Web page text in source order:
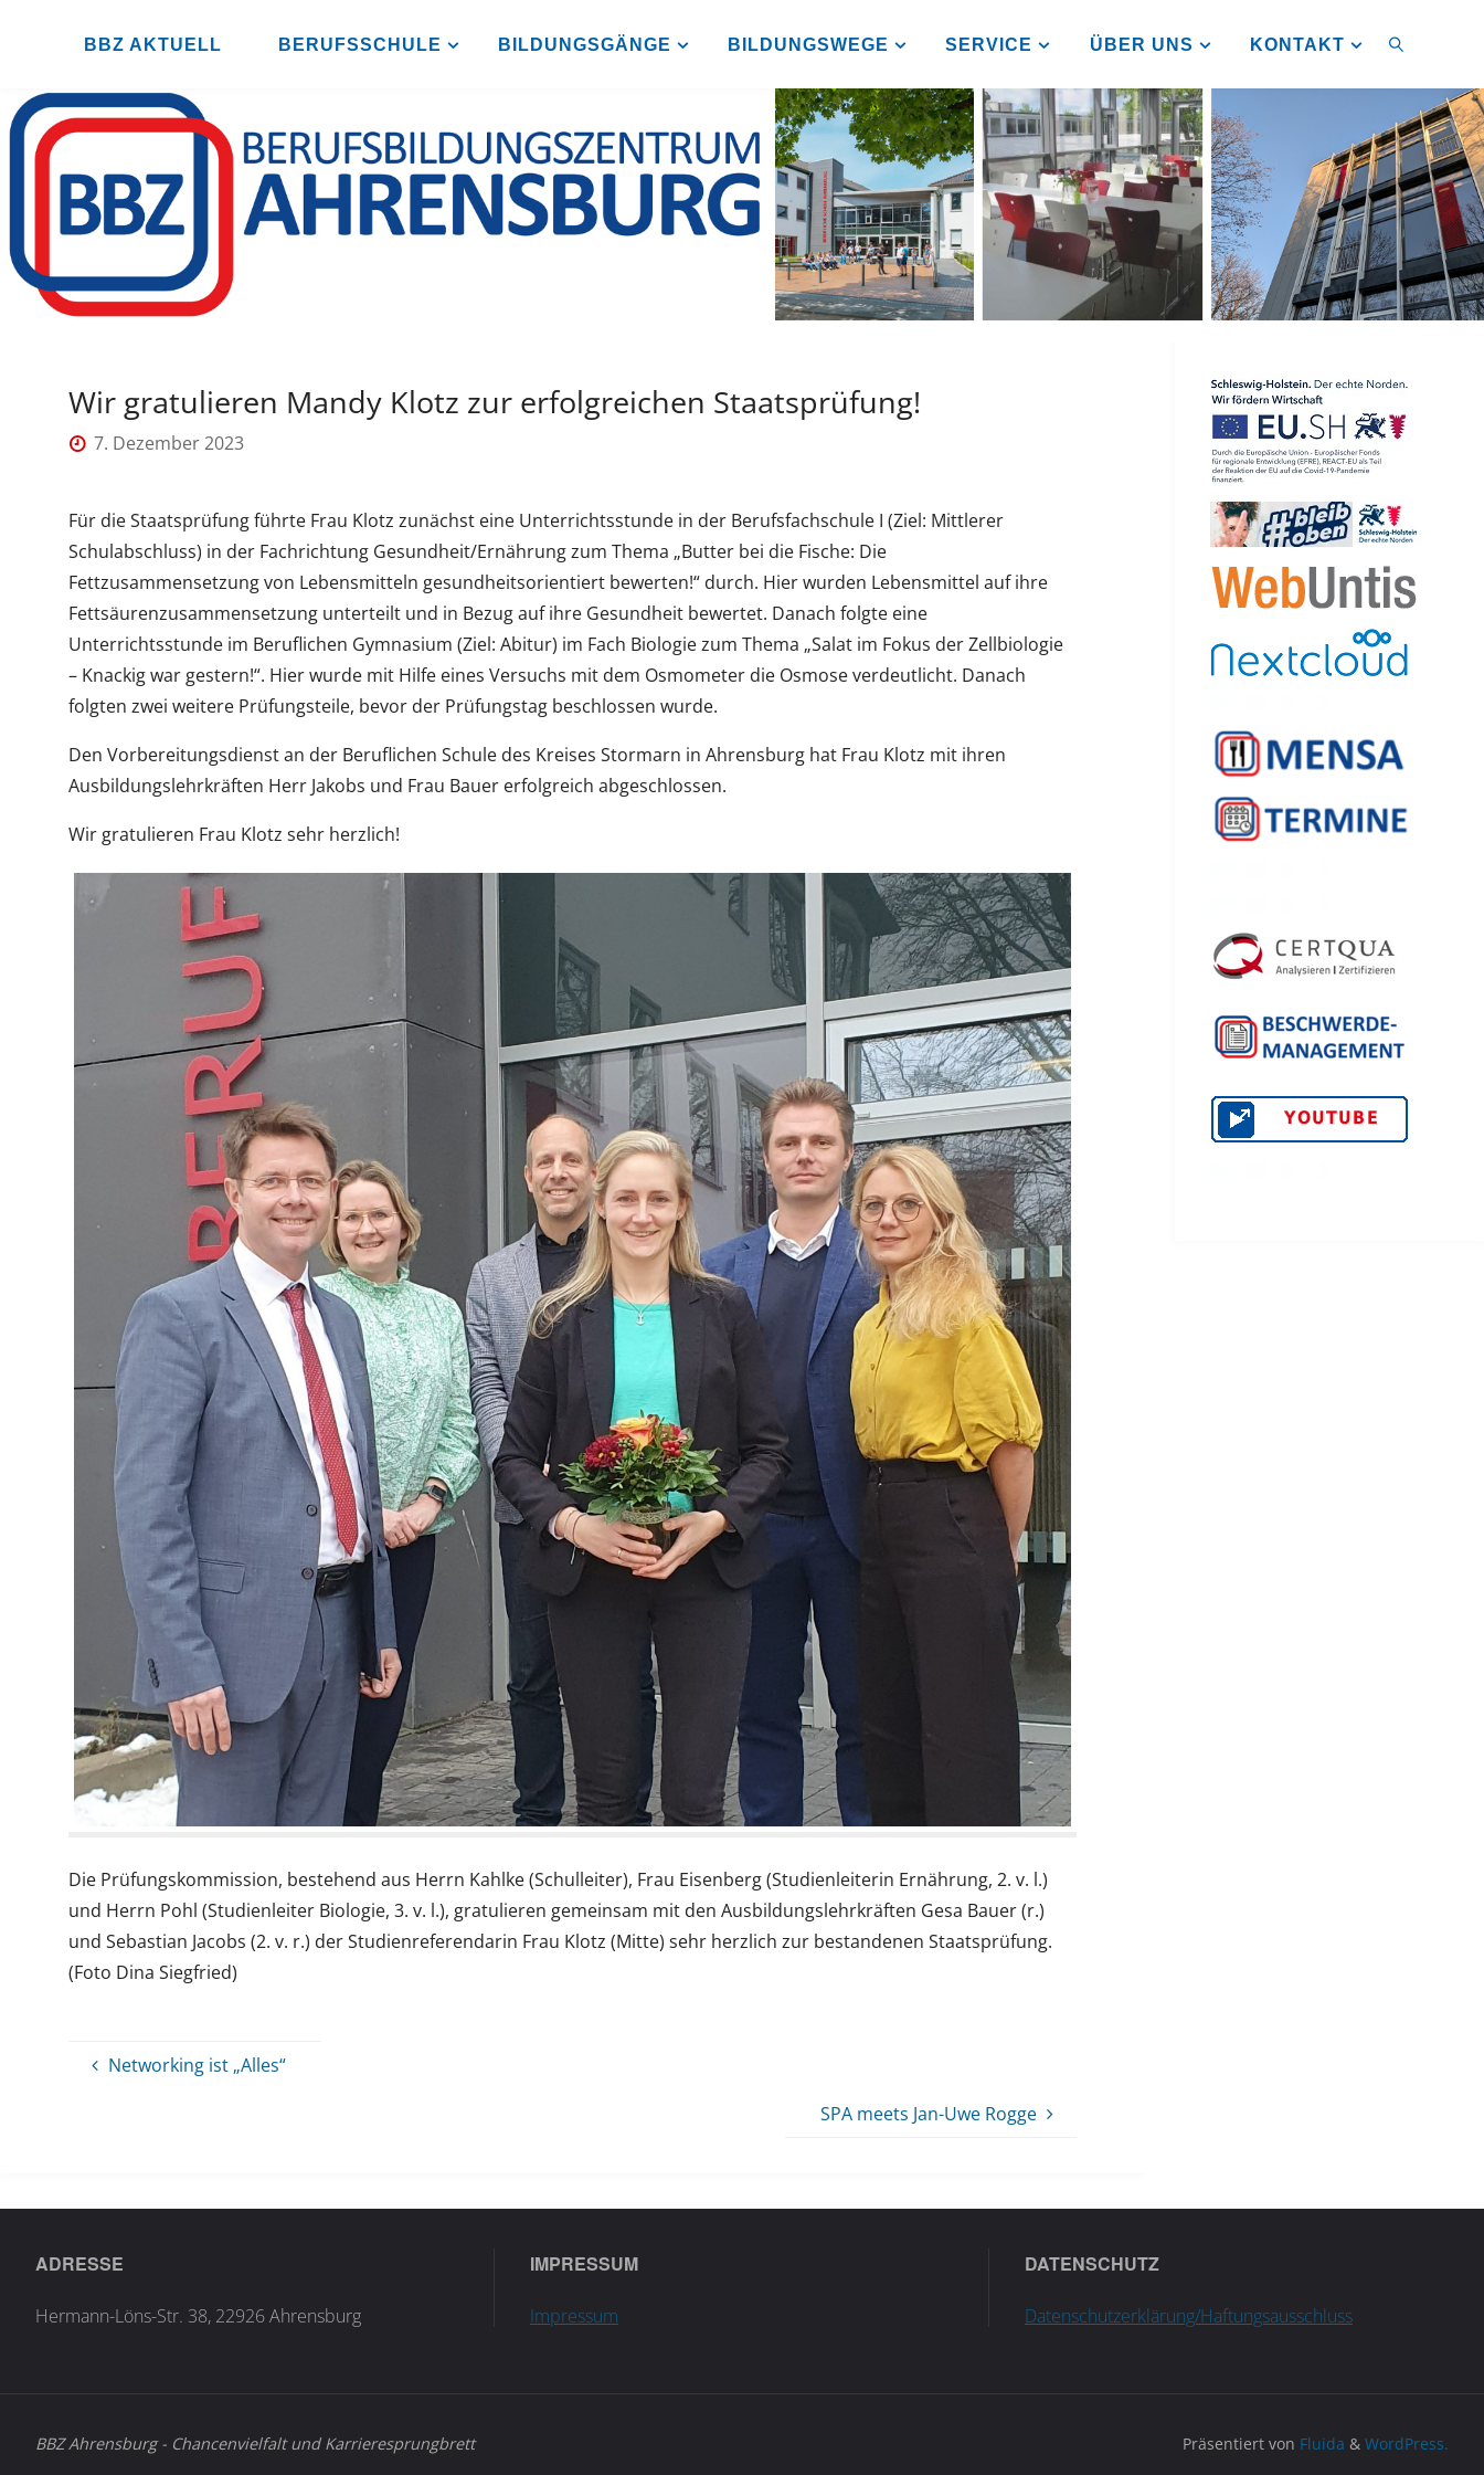
BZ
A
R
S
UR
BBZ AKTUELL BERUFSSCHULE BILDUNGSGÄNGE BILDUNGSWEGE SERVICE ÜBER UNS KONTAKT
SUCHEN
Wir gratulieren Mandy Klotz zur erfolgreichen Staatsprüfung!
7. Dezember 2023
Für die Staatsprüfung führte Frau Klotz zunächst eine Unterrichtsstunde in der Berufsfachschule I (Ziel: Mittlerer
Schulabschluss) in der Fachrichtung Gesundheit/Ernährung zum Thema „Butter bei die Fische: Die
Fettzusammensetzung von Lebensmitteln gesundheitsorientiert bewerten!“ durch. Hier wurden Lebensmittel auf ihre
Fettsäurenzusammensetzung unterteilt und in Bezug auf ihre Gesundheit bewertet. Danach folgte eine
Unterrichtsstunde im Beruflichen Gymnasium (Ziel: Abitur) im Fach Biologie zum Thema „Salat im Fokus der Zellbiologie
– Knackig war gestern!“. Hier wurde mit Hilfe eines Versuchs mit dem Osmometer die Osmose verdeutlicht. Danach
folgten zwei weitere Prüfungsteile, bevor der Prüfungstag beschlossen wurde.
Den Vorbereitungsdienst an der Beruflichen Schule des Kreises Stormarn in Ahrensburg hat Frau Klotz mit ihren
Ausbildungslehrkräften Herr Jakobs und Frau Bauer erfolgreich abgeschlossen.
Wir gratulieren Frau Klotz sehr herzlich!
Die Prüfungskommission, bestehend aus Herrn Kahlke (Schulleiter), Frau Eisenberg (Studienleiterin Ernährung, 2. v. l.)
und Herrn Pohl (Studienleiter Biologie, 3. v. l.), gratulieren gemeinsam mit den Ausbildungslehrkräften Gesa Bauer (r.)
und Sebastian Jacobs (2. v. r.) der Studienreferendarin Frau Klotz (Mitte) sehr herzlich zur bestandenen Staatsprüfung.
(Foto Dina Siegfried)
Networking ist „Alles“
SPA meets Jan-Uwe Rogge
ADRESSE
Hermann-Löns-Str. 38, 22926 Ahrensburg
IMPRESSUM
Impressum
DATENSCHUTZ
Datenschutzerklärung/Haftungsausschluss
BBZ Ahrensburg - Chancenvielfalt und Karrieresprungbrett Präsentiert von Fluida & WordPress.